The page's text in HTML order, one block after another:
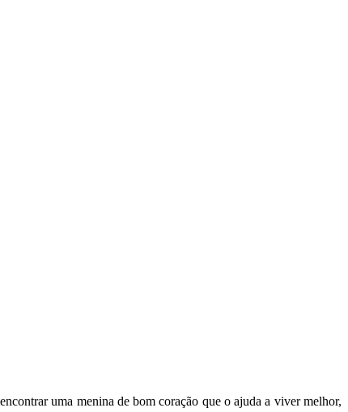
uma menina de bom coração que o ajuda a viver melhor,